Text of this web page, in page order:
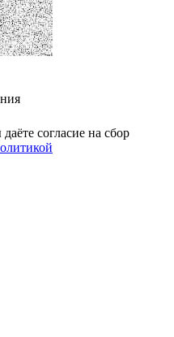
cогласие на сбор